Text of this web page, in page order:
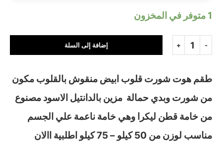
1 متوفر في المخزون
إضافة إلى السلة
طقم هوت شورت قلوب ابيض منقوش بالقلوب مكون
من شورت وبدي حمالة مزين بالدانتيل الاسود مصنوع
من خامة قطن ليكرا وهي خامة ناعمة علي الجسم
مناسب لوزن من 50 كيلو – 75 كيلو اطلبية االان